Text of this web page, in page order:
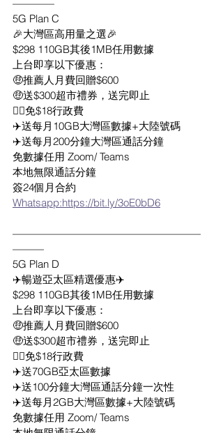
————
5G Plan C
🎉大灣區高用量之選🎉
$298 110GB其後1MB任用數據
上台即享以下優惠：
🤑推薦人月費回贈$600
🤑送$300超市禮券，送完即止
👍🏻免$18行政費
✈️送每月10GB大灣區數據+大陸號碼
✈️送每月200分鐘大灣區通話分鐘
免數據任用 Zoom/ Teams
本地無限通話分鐘
簽24個月合約
Whatsapp:https://bit.ly/3oE0bD6
——————————————————
———
5G Plan D
✈️暢遊亞太區精選優惠✈️
$298 110GB其後1MB任用數據
上台即享以下優惠：
🤑推薦人月費回贈$600
🤑送$300超市禮券，送完即止
👍🏻免$18行政費
✈️送70GB亞太區數據
✈️送100分鐘大灣區通話分鐘一次性
✈️送每月2GB大灣區數據+大陸號碼
免數據任用 Zoom/ Teams